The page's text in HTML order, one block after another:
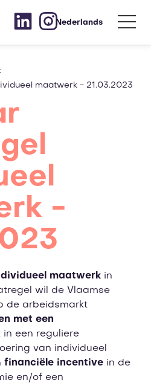
Nederlands
maatwerk - 21.03.2023
-
maatwerk in
wil de Vlaamse
de arbeidsmarkt
met een
in een reguliere
van individueel
financiële incentive in de
en/of een